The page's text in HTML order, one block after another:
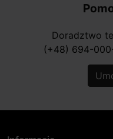
Doradztwo
(+48) 694-